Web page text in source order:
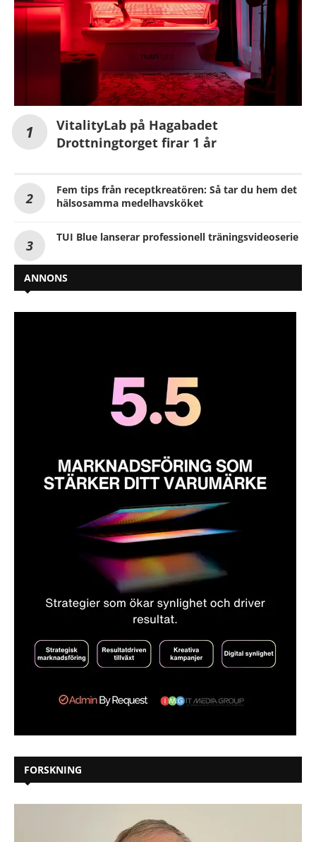
VitalityLab på Hagabadet
Drottningtorget firar 1 år
Fem tips från receptkreatören: Så tar du hem det
hälsosamma medelhavsköket
TUI Blue lanserar professionell träningsvideoserie
ANNONS
FORSKNING